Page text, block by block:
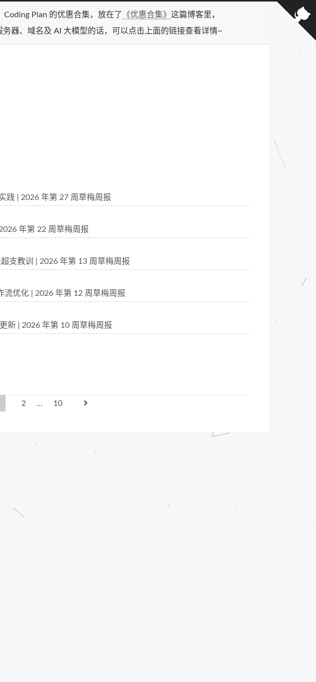
Plan 的优惠合集，放在了 《优惠合集》 这篇博客里，
器、域名及 AI 大模型的话，可以点击上面的链接查看详情~
践 | 2026 年第 27 周草梅周报
年第 22 周草梅周报
支教训 | 2026 年第 13 周草梅周报
流优化 | 2026 年第 12 周草梅周报
新 | 2026 年第 10 周草梅周报
2 … 10